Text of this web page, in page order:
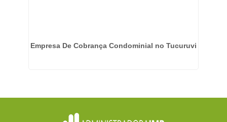
Empresa De Cobrança Condominial no Tucuruvi